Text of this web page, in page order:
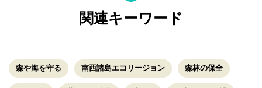
関連キーワード
森や海を守る 南西諸島エコリージョン 森林の保全